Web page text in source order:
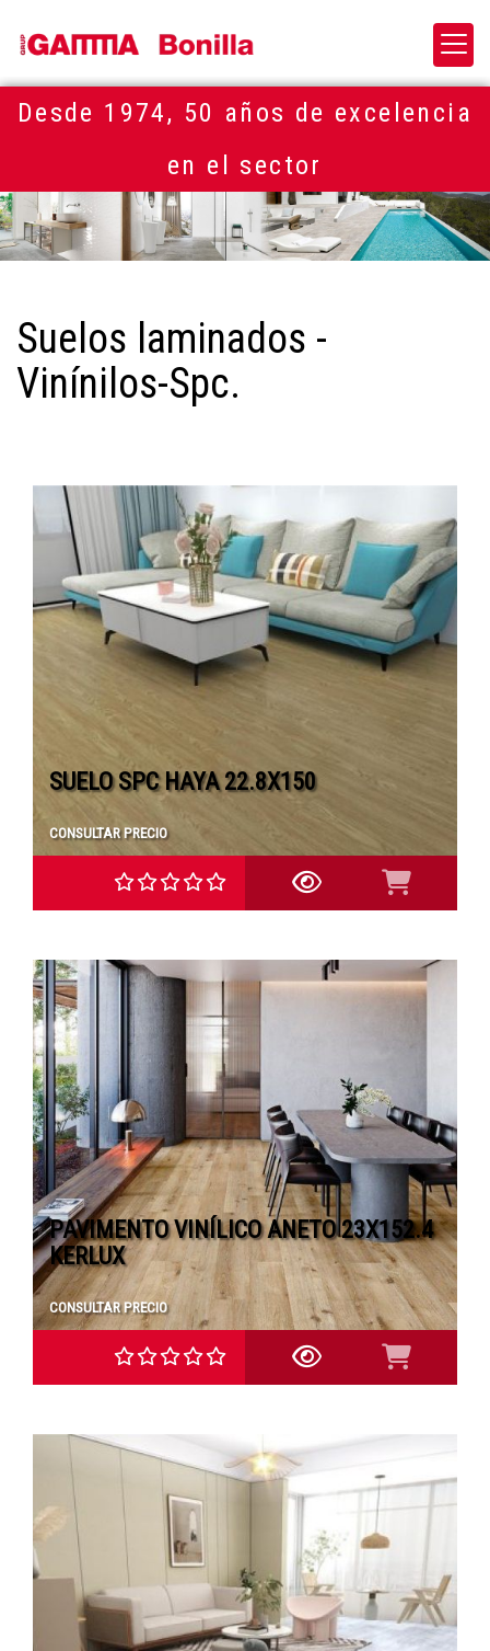
Desde 1974, 50 años de excelencia
en el sector
Suelos laminados -
Vinínilos-Spc.
SUELO SPC HAYA 22.8X150
CONSULTAR PRECIO
PAVIMENTO VINÍLICO ANETO 23X152.4
KERLUX
CONSULTAR PRECIO